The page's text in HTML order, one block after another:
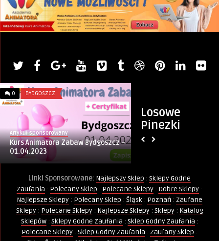
Losowe
Pinezki
0 BYDGOSZCZ
Artykuł sponsorowany
Kurs Animatora Zabaw Bydgoszcz –
01.04.2023
Linki Sponsorowane: Najlepszy Sklep : Sklepy Godne
Zaufania : Polecany Sklep : Polecane Sklepy : Dobre Sklepy :
Najlepsze Sklepy : Polecany Sklep : Śląsk : Poznań : Zaufane
Sklepy: Polecane Sklepy: Najlepsze Sklepy: Sklepy: Katalog
Sklepów: Sklepy Godne Zaufania : Sklep Godny Zaufania :
Polecane Sklepy : Sklep Godny Zaufania : Zaufany Sklep :